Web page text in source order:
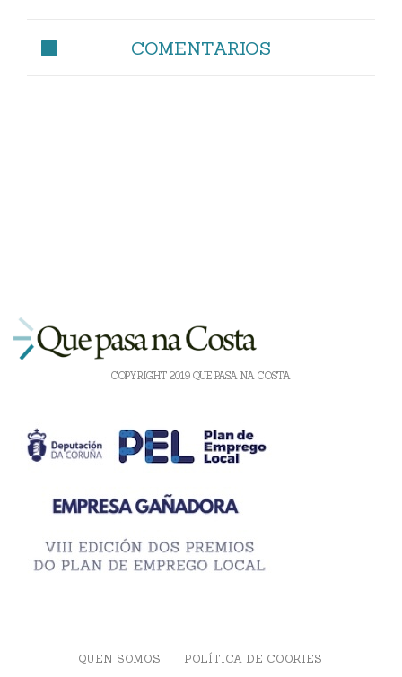
COMENTARIOS
COPYRIGHT 2019 QUE PASA NA COSTA
QUEN SOMOS
POLÍTICA DE COOKIES